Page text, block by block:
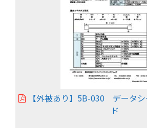
【外被あり】5B-030 データ
ド